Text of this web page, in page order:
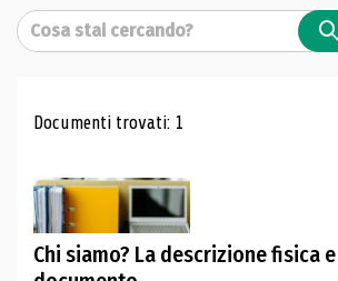
Cerca
Risultati di ricerca
Documenti trovati: 1
Chi siamo? La descrizione fisica